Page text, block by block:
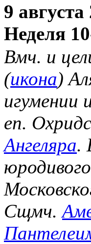
9
Неделя
Вмч. и
(икона)
игумении
еп.
Ангеляра.
Сщмч.